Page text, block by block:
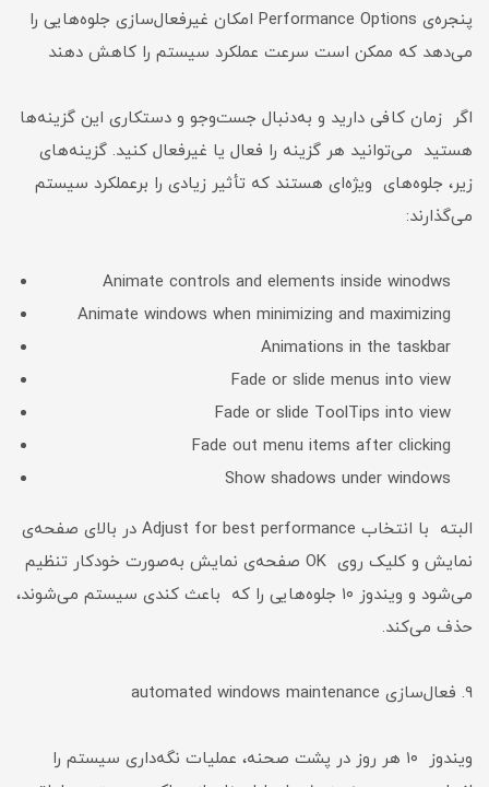
پنجره‌ی Performance Options امکان غیرفعال‌سازی جلوه‌هایی را
می‌دهد که ممکن است سرعت عملکرد سیستم را کاهش دهند
اگر زمان کافی دارید و به‌دنبال جست‌وجو و دستکاری این گزینه‌ها
هستید می‌توانید هر گزینه را فعال یا غیرفعال کنید. گزینه‌های
زیر، جلوه‌های ویژه‌ای هستند که تأثیر زیادی را برعملکرد سیستم
می‌گذارند:
Animate controls and elements inside winodws
Animate windows when minimizing and maximizing
Animations in the taskbar
Fade or slide menus into view
Fade or slide ToolTips into view
Fade out menu items after clicking
Show shadows under windows
البته با انتخاب Adjust for best performance در بالای صفحه‌ی
نمایش و کلیک روی OK صفحه‌ی نمایش به‌صورت خودکار تنظیم
می‌شود و ویندوز ۱۰ جلوه‌هایی را که باعث کندی سیستم می‌شوند،
حذف می‌کند.
۹. فعال‌سازی automated windows maintenance
ویندوز ۱۰ هر روز در پشت صحنه، عملیات نگه‌داری سیستم را